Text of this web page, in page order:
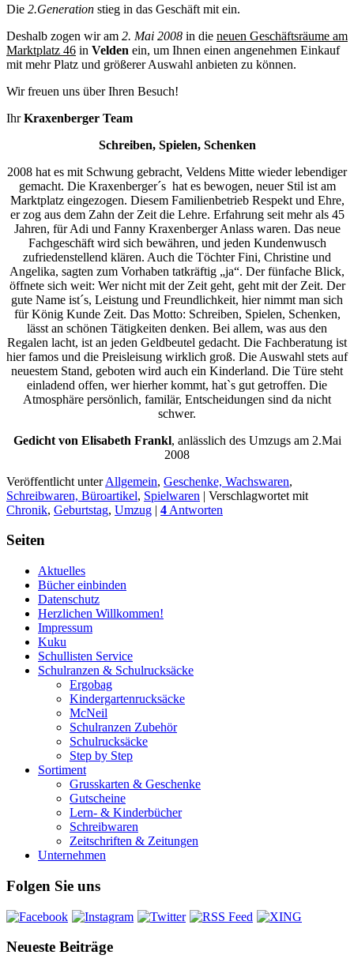
Die 2.Generation stieg in das Geschäft mit ein.
Deshalb zogen wir am 2. Mai 2008 in die neuen Geschäftsräume am
Marktplatz 46 in Velden ein, um Ihnen einen angenehmen Einkauf
mit mehr Platz und größerer Auswahl anbieten zu können.
Wir freuen uns über Ihren Besuch!
IhrKraxenberger Team
Schreiben, Spielen, Schenken
2008 hat es mit Schwung gebracht, Veldens Mitte wieder lebendiger
gemacht. Die Kraxenberger´s hat es bewogen, neuer Stil ist am
Marktplatz eingezogen. Diesem Familienbetrieb Respekt und Ehre,
er zog aus dem Zahn der Zeit die Lehre. Erfahrung seit mehr als 45
Jahren, für Adi und Fanny Kraxenberger Anlass waren. Das neue
Fachgeschäft wird sich bewähren, und jeden Kundenwusch
zufriedenstellend klären. Auch die Töchter Fini, Christine und
Angelika, sagten zum Vorhaben tatkräftig „ja“. Der fünfache Blick,
öffnete sich weit: Wer nicht mit der Zeit geht, geht mit der Zeit. Der
gute Name ist´s, Leistung und Freundlichkeit, hier nimmt man sich
für König Kunde Zeit. Das Motto: Schreiben, Spielen, Schenken,
lässt an schönen Tätigkeiten denken. Bei allem, was aus den
Regalen lacht, ist an jeden Geldbeutel gedacht. Die Fachberatung ist
hier famos und die Preisleisung wirklich groß. Die Auswahl stets auf
neuestem Stand, geboten wird auch ein Kinderland. Die Türe steht
einladend offen, wer hierher kommt, hat`s gut getroffen. Die
Atmosphäre persönlich, familär, Entscheidungen sind da nicht
schwer.
Gedicht von Elisabeth Frankl, anlässlich des Umzugs am 2.Mai
2008
Veröffentlicht unter Allgemein, Geschenke, Wachswaren,
Schreibwaren, Büroartikel, Spielwaren | Verschlagwortet mit
Chronik, Geburtstag, Umzug | 4 Antworten
Seiten
Aktuelles
Bücher einbinden
Datenschutz
Herzlichen Willkommen!
Impressum
Kuku
Schullisten Service
Schulranzen & Schulrucksäcke
Ergobag
Kindergartenrucksäcke
McNeil
Schulranzen Zubehör
Schulrucksäcke
Step by Step
Sortiment
Grusskarten & Geschenke
Gutscheine
Lern- & Kinderbücher
Schreibwaren
Zeitschriften & Zeitungen
Unternehmen
Folgen Sie uns
Neueste Beiträge